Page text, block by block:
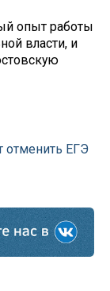
опыт работы
власти, и
отменить ЕГЭ